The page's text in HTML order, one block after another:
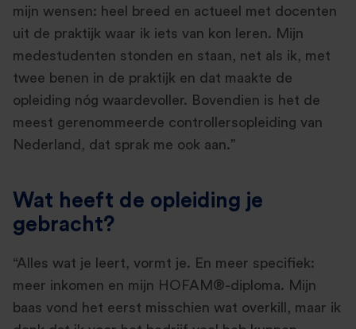
mijn wensen: heel breed en actueel met docenten
uit de praktijk waar ik iets van kon leren. Mijn
medestudenten stonden en staan, net als ik, met
twee benen in de praktijk en dat maakte de
opleiding nóg waardevoller. Bovendien is het de
meest gerenommeerde controllersopleiding van
Nederland, dat sprak me ook aan.”
Wat heeft de opleiding je
gebracht?
“Alles wat je leert, vormt je. En meer specifiek:
meer inkomen en mijn HOFAM®-diploma. Mijn
baas vond het eerst misschien wat overkill, maar ik